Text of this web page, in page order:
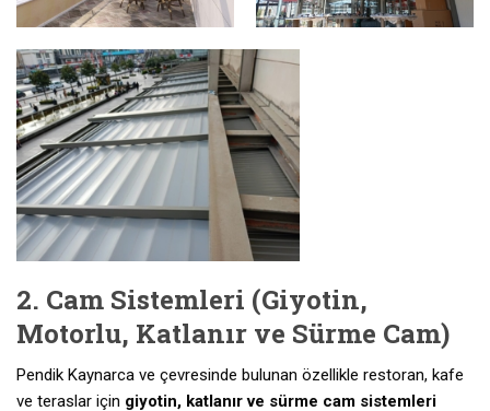
2. Cam Sistemleri (Giyotin,
Motorlu, Katlanır ve Sürme Cam)
Pendik Kaynarca ve çevresinde bulunan özellikle restoran, kafe
ve teraslar için giyotin, katlanır ve sürme cam sistemleri